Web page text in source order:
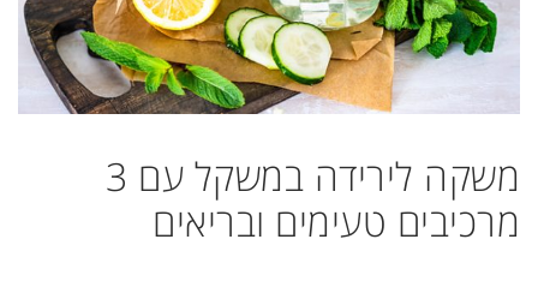
משקה לירידה במשקל עם 3
מרכיבים טעימים ובריאים